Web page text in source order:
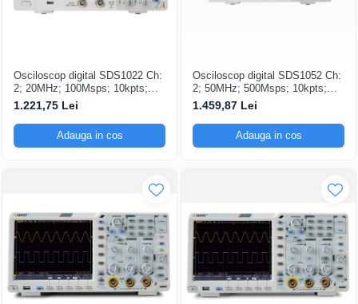
Osciloscop digital SDS1022 Ch:
2; 20MHz; 100Msps; 10kpts;
LCD 7"S; 15W care dispune de
Triggering avansat
1.221,75 Lei
Adauga in cos
Osciloscop digital SDS1052 Ch:
2; 50MHz; 500Msps; 10kpts;
LCD 7"S; ≤7ns avand
1.459,87 Lei
Adauga in cos